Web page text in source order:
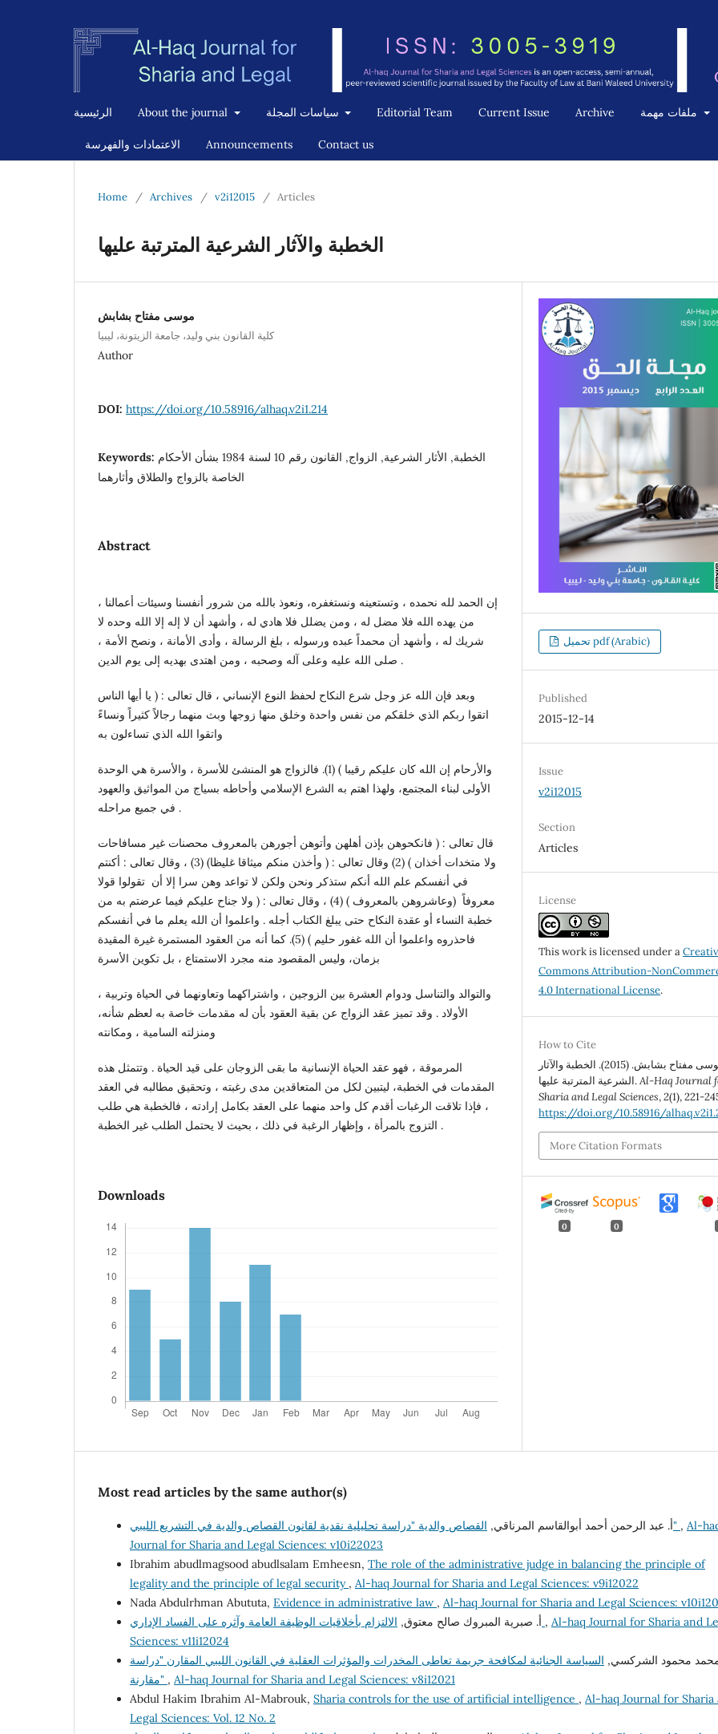
الرئيسية About the journal Editorial Team Current Issue Archive
الاعتمادات والفهرسة Announcements Contact us
Home / Archives / v2i12015 / Articles
الخطبة والآثار الشرعية المترتبة عليها
موسى مفتاح بشابش
كلية القانون بني وليد، جامعة الزيتونة، ليبيا
Author
DOI: https://doi.org/10.58916/alhaq.v2i1.214
Keywords: الخطبة, الأثار الشرعية, الزواج, القانون رقم 10 لسنة 1984 بشأن الأحكام
الخاصة بالزواج والطلاق وأثارهما
Abstract
إن الحمد لله نحمده ، وتستعينه ونستغفره، ونعوذ بالله من شرور أنفسنا وسيئات أعمالنا ،
من يهده الله فلا مضل له ، ومن يضلل فلا هادي له ، وأشهد أن لا إله إلا الله وحده لا
شريك له ، وأشهد أن محمداً عبده ورسوله ، بلغ الرسالة ، وأدى الأمانة ، ونصح الأمة ،
صلى الله عليه وعلى آله وصحبه ، ومن اهتدى بهديه إلى يوم الدين .
وبعد فإن الله عز وجل شرع النكاح لحفظ النوع الإنساني ، قال تعالى : ( يا أيها الناس
اتقوا ربكم الذي خلقكم من نفس واحدة وخلق منها زوجها وبث منهما رجالاً كثيراً ونساءً
واتقوا الله الذي تساءلون به
والأرحام إن الله كان عليكم رقيبا ) (1). فالزواج هو المنشئ للأسرة ، والأسرة هي الوحدة
الأولى لبناء المجتمع، ولهذا اهتم به الشرع الإسلامي وأحاطه بسياج من المواثيق والعهود
في جميع مراحله .
قال تعالى : ( فانكحوهن بإذن أهلهن وأتوهن أجورهن بالمعروف محصنات غير مسافاحات
ولا متخدات أخذان ) (2) وقال تعالى : ( وأخذن منكم ميثاقا غليظا) (3) ، وقال تعالى : أكنتم
في أنفسكم علم الله أنكم ستذكر ونحن ولكن لا تواعد وهن سرا إلا أن تقولوا قولا
معروفاً (وعاشروهن بالمعروف ) (4) ، وقال تعالى : ( ولا جناح عليكم فيما عرضتم به من
خطبة النساء أو عقدة النكاح حتى يبلغ الكتاب أجله . واعلموا أن الله يعلم ما في أنفسكم
فاحذروه واعلموا أن الله غفور حليم ) (5). كما أنه من العقود المستمرة غيرة المقيدة
بزمان، وليس المقصود منه مجرد الاستمتاع ، بل تكوين الأسرة
، والتوالد والتناسل ودوام العشرة بين الزوجين ، واشتراكهما وتعاونهما في الحياة وتربية
الأولاد . وقد تميز عقد الزواج عن بقية العقود بأن له مقدمات خاصة به لعظم شأنه،
ومنزلته السامية ، ومكانته
المرموقة ، فهو عقد الحياة الإنسانية ما بقى الزوجان على قيد الحياة . وتتمثل هذه
المقدمات في الخطبة، ليتبين لكل من المتعاقدين مدى رغبته ، وتحقيق مطالبه في العقد
، فإذا تلاقت الرغبات أقدم كل واحد منهما على العقد بكامل إرادته ، فالخطبة هي طلب
التزوج بالمرأة ، وإظهار الرغبة في ذلك ، بحيث لا يحتمل الطلب غير الخطبة .
Downloads
تحميل pdf (Arabic)
Published
2015-12-14
Issue
v2i12015
Section
Articles
License
This work is licensed under a
Commons Attribution-
4.0 International License.
How to Cite
موسى مفتاح بشابش. (2015). الخطبة والآثار
الشرعية المترتبة عليها.Al-Haq Journal
Sharia and Legal Sciences,2(1), 221-
https://doi.org/10.58916/
More Citation Formats
0 0
Most read articles by the same author(s)
أ. عبد الرحمن أحمد أبوالقاسم المرناقي,القصاص والدية "دراسة تحليلية نقدية لقانون القصاص والدية في التشريع الليبي" , Al-
Journal for Sharia and Legal Sciences: v10i22023
Ibrahim abudlmagsood abudlsalam Emheesn, The role of the administrative judge in balancing the principle of
legality and the principle of legal security , Al-haq Journal for Sharia and Legal Sciences: v9i12022
Nada Abdulrhman Abututa, Evidence in administrative law , Al-haq Journal for Sharia and Legal Sciences:
أ‌. صبرية المبروك صالح معتوق, , Al-haq Journal for Sharia and
Sciences: v11i12024
محمود الشركسي, السياسة الجنائية لمكافحة جريمة تعاطى المخدرات والمؤثرات العقلية في القانون الليبي المقارن "دراسة
مقارنة" , Al-haq Journal for Sharia and Legal Sciences: v8i12021
Abdul Hakim Ibrahim Al-Mabrouk, Sharia controls for the use of artificial intelligence , Al-haq Journal for Sharia
Legal Sciences: Vol. 12 No. 2